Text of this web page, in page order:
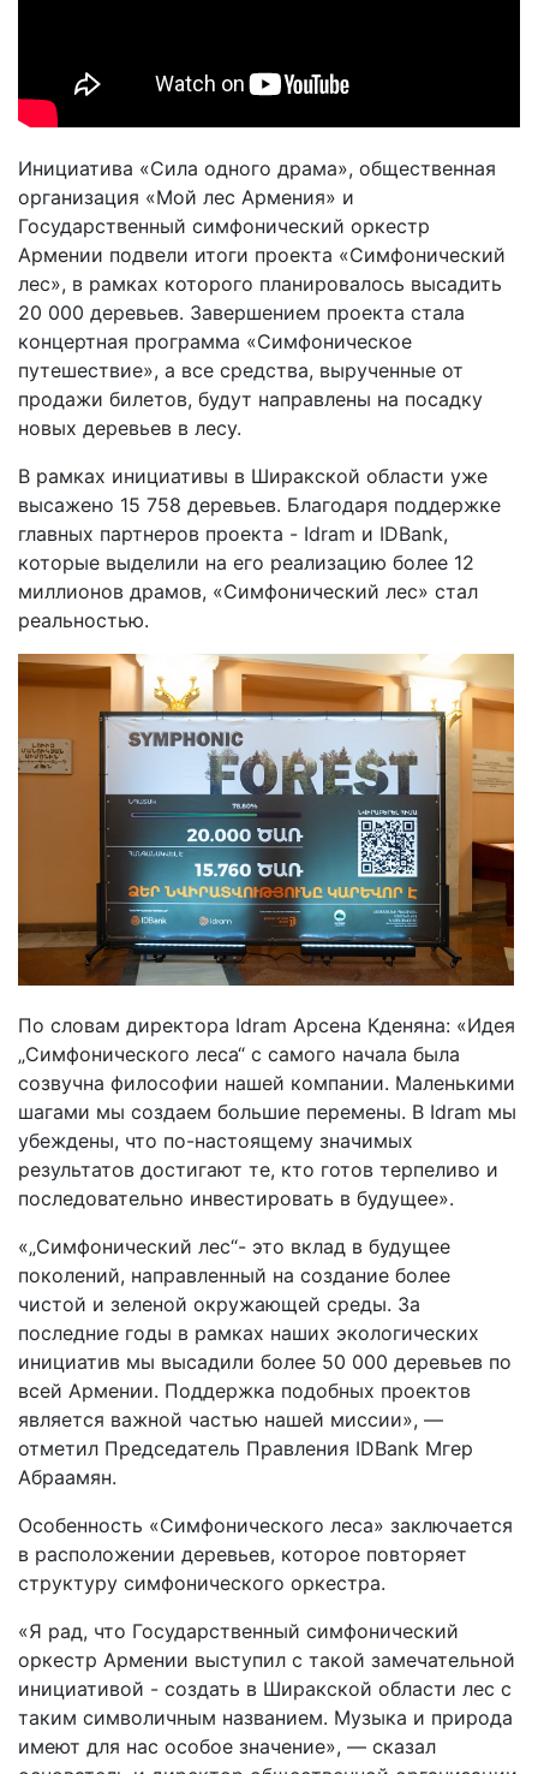
Инициатива «Сила одного драма», общественная
организация «Мой лес Армения» и
Государственный симфонический оркестр
Армении подвели итоги проекта «Симфонический
лес», в рамках которого планировалось высадить
20 000 деревьев. Завершением проекта стала
концертная программа «Симфоническое
путешествие», а все средства, вырученные от
продажи билетов, будут направлены на посадку
новых деревьев в лесу.
В рамках инициативы в Ширакской области уже
высажено 15 758 деревьев. Благодаря поддержке
главных партнеров проекта - Idram и IDBank,
которые выделили на его реализацию более 12
миллионов драмов, «Симфонический лес» стал
реальностью.
По словам директора Idram Арсена Кденяна: «Идея
„Симфонического леса“ с самого начала была
созвучна философии нашей компании. Маленькими
шагами мы создаем большие перемены. В Idram мы
убеждены, что по-настоящему значимых
результатов достигают те, кто готов терпеливо и
последовательно инвестировать в будущее».
«„Симфонический лес“- это вклад в будущее
поколений, направленный на создание более
чистой и зеленой окружающей среды. За
последние годы в рамках наших экологических
инициатив мы высадили более 50 000 деревьев по
всей Армении. Поддержка подобных проектов
является важной частью нашей миссии», —
отметил Председатель Правления IDBank Мгер
Абраамян.
Особенность «Симфонического леса» заключается
в расположении деревьев, которое повторяет
структуру симфонического оркестра.
«Я рад, что Государственный симфонический
оркестр Армении выступил с такой замечательной
инициативой - создать в Ширакской области лес с
таким символичным названием. Музыка и природа
имеют для нас особое значение», — сказал